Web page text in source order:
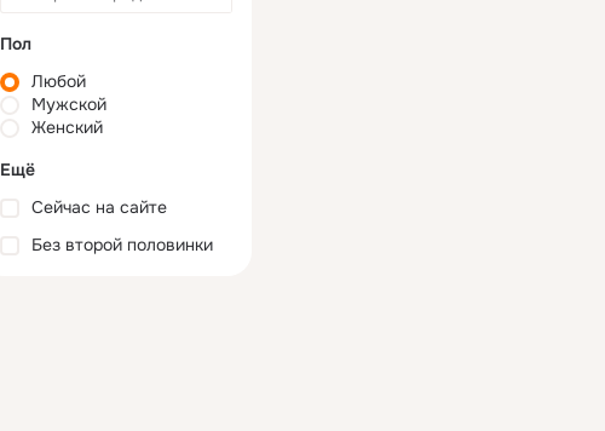
Пол
Любой
Мужской
Женский
Ещё
Сейчас на сайте
Без второй половинки